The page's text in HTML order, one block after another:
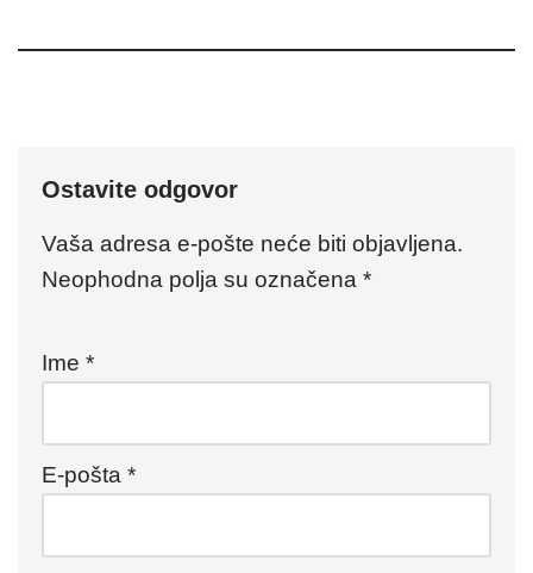
Ostavite odgovor
Vaša adresa e-pošte neće biti objavljena.
Neophodna polja su označena *
Ime *
E-pošta *